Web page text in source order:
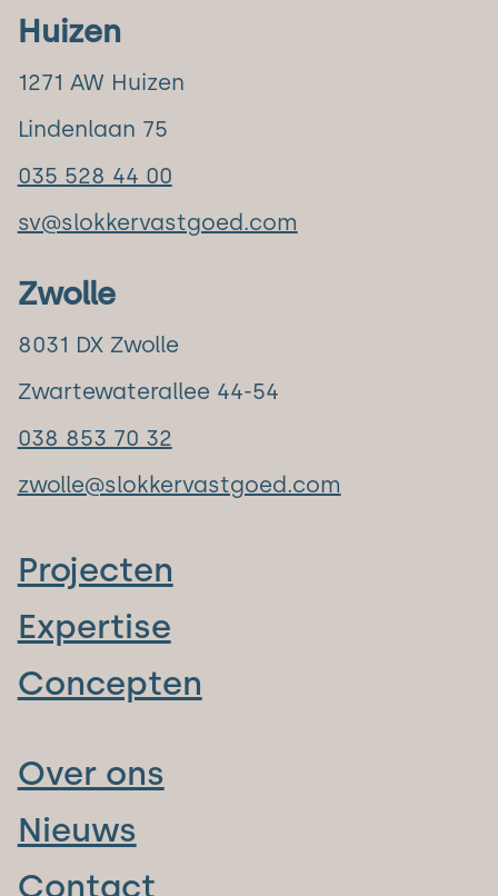
Huizen
1271 AW Huizen
Lindenlaan 75
035 528 44 00
sv@slokkervastgoed.com
Zwolle
8031 DX Zwolle
Zwartewaterallee 44-54
038 853 70 32
zwolle@slokkervastgoed.com
Projecten
Expertise
Concepten
Over ons
Nieuws
Contact